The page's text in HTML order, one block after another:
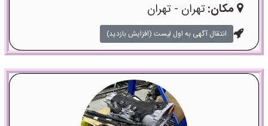
مکان:تهران - تهران
انتقال آگهی به اول لیست (افزایش بازدید)